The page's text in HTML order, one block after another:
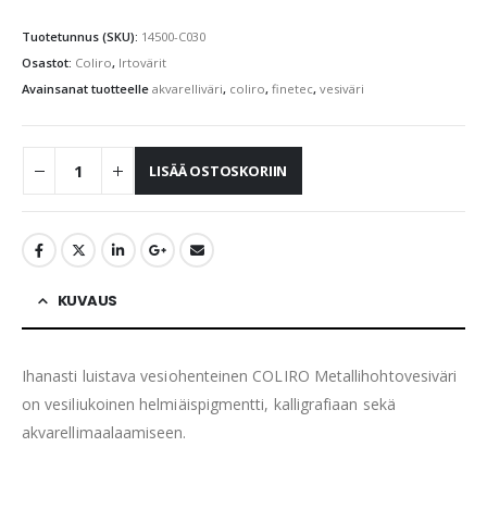
Tuotetunnus (SKU): 14500-C030
Osastot: Coliro, Irtovärit
Avainsanat tuotteelle akvarelliväri, coliro, finetec, vesiväri
LISÄÄ OSTOSKORIIN
KUVAUS
Ihanasti luistava vesiohenteinen COLIRO Metallihohtovesiväri
on vesiliukoinen helmiäispigmentti, kalligrafiaan sekä
akvarellimaalaamiseen.